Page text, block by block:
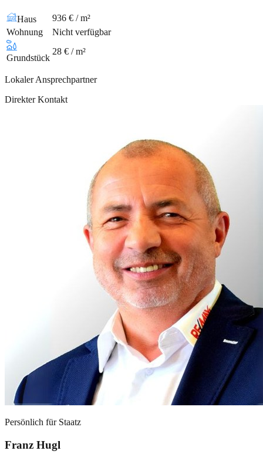
Haus
936 € / m²
Wohnung
Nicht verfügbar
Grundstück
28 € / m²
Lokaler Ansprechpartner
Direkter Kontakt
Persönlich für Staatz
Franz Hugl